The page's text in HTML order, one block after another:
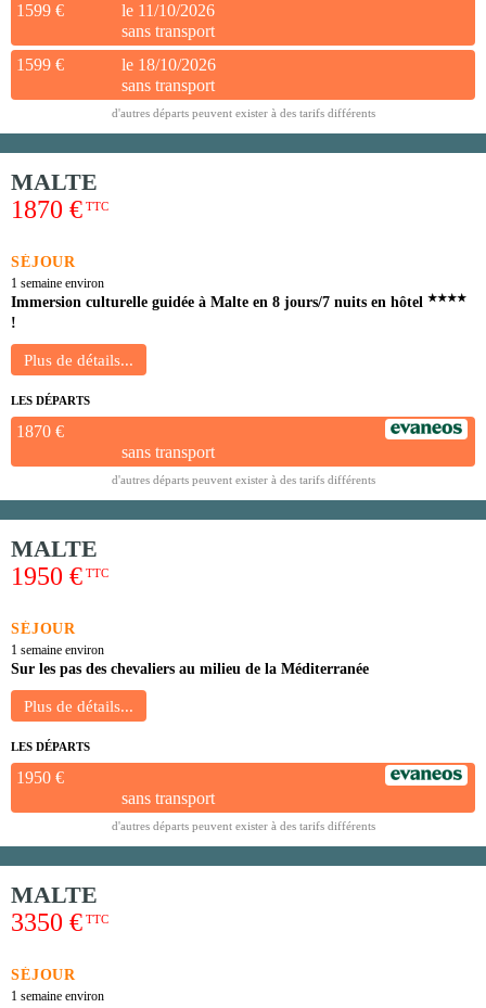
1599 €
le 11/10/2026
sans transport
1599 €
le 18/10/2026
sans transport
d'autres départs peuvent exister à des tarifs différents
MALTE
1870 € TTC
SÉJOUR
1 semaine environ
Immersion culturelle guidée à Malte en 8 jours/7 nuits en hôtel ★★★★
!
LES DÉPARTS
1870 €
sans transport
d'autres départs peuvent exister à des tarifs différents
MALTE
1950 € TTC
SÉJOUR
1 semaine environ
Sur les pas des chevaliers au milieu de la Méditerranée
LES DÉPARTS
1950 €
sans transport
d'autres départs peuvent exister à des tarifs différents
MALTE
3350 € TTC
SÉJOUR
1 semaine environ